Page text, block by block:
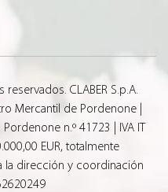
CLABER S.p.A.
Mercantil de Pordenone |
n.º 41723 | IVA IT
EUR, totalmente
la dirección y coordinación